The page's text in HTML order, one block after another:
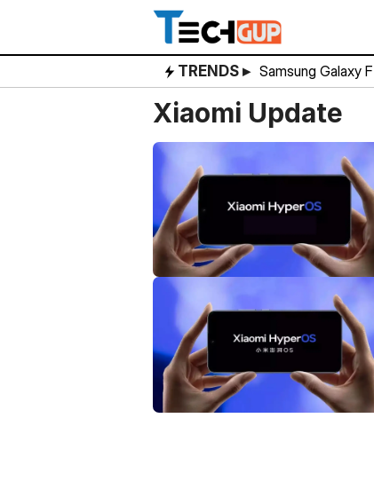
content
TRENDS ▸ Samsung Galaxy
Xiaomi Update